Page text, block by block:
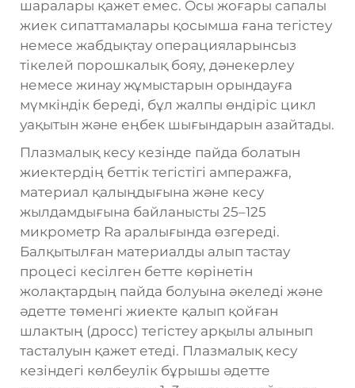
шаралары қажет емес. Осы жоғары сапалы
жиек сипаттамалары қосымша ғана тегістеу
немесе жабдықтау операцияларынсыз
тікелей порошкалық бояу, дәнекерлеу
немесе жинау жұмыстарын орындауға
мүмкіндік береді, бұл жалпы өндіріс цикл
уақытын және еңбек шығындарын азайтады.
Плазмалық кесу кезінде пайда болатын
жиектердің беттік тегістігі амперажға,
материал қалыңдығына және кесу
жылдамдығына байланысты 25–125
микрометр Ra аралығында өзгереді.
Балқытылған материалды алып тастау
процесі кесілген бетте көрінетін
жолақтардың пайда болуына әкеледі және
әдетте төменгі жиекте қалып қойған
шлактың (дросс) тегістеу арқылы алынып
тасталуын қажет етеді. Плазмалық кесу
кезіндегі көлбеулік бұрышы әдетте